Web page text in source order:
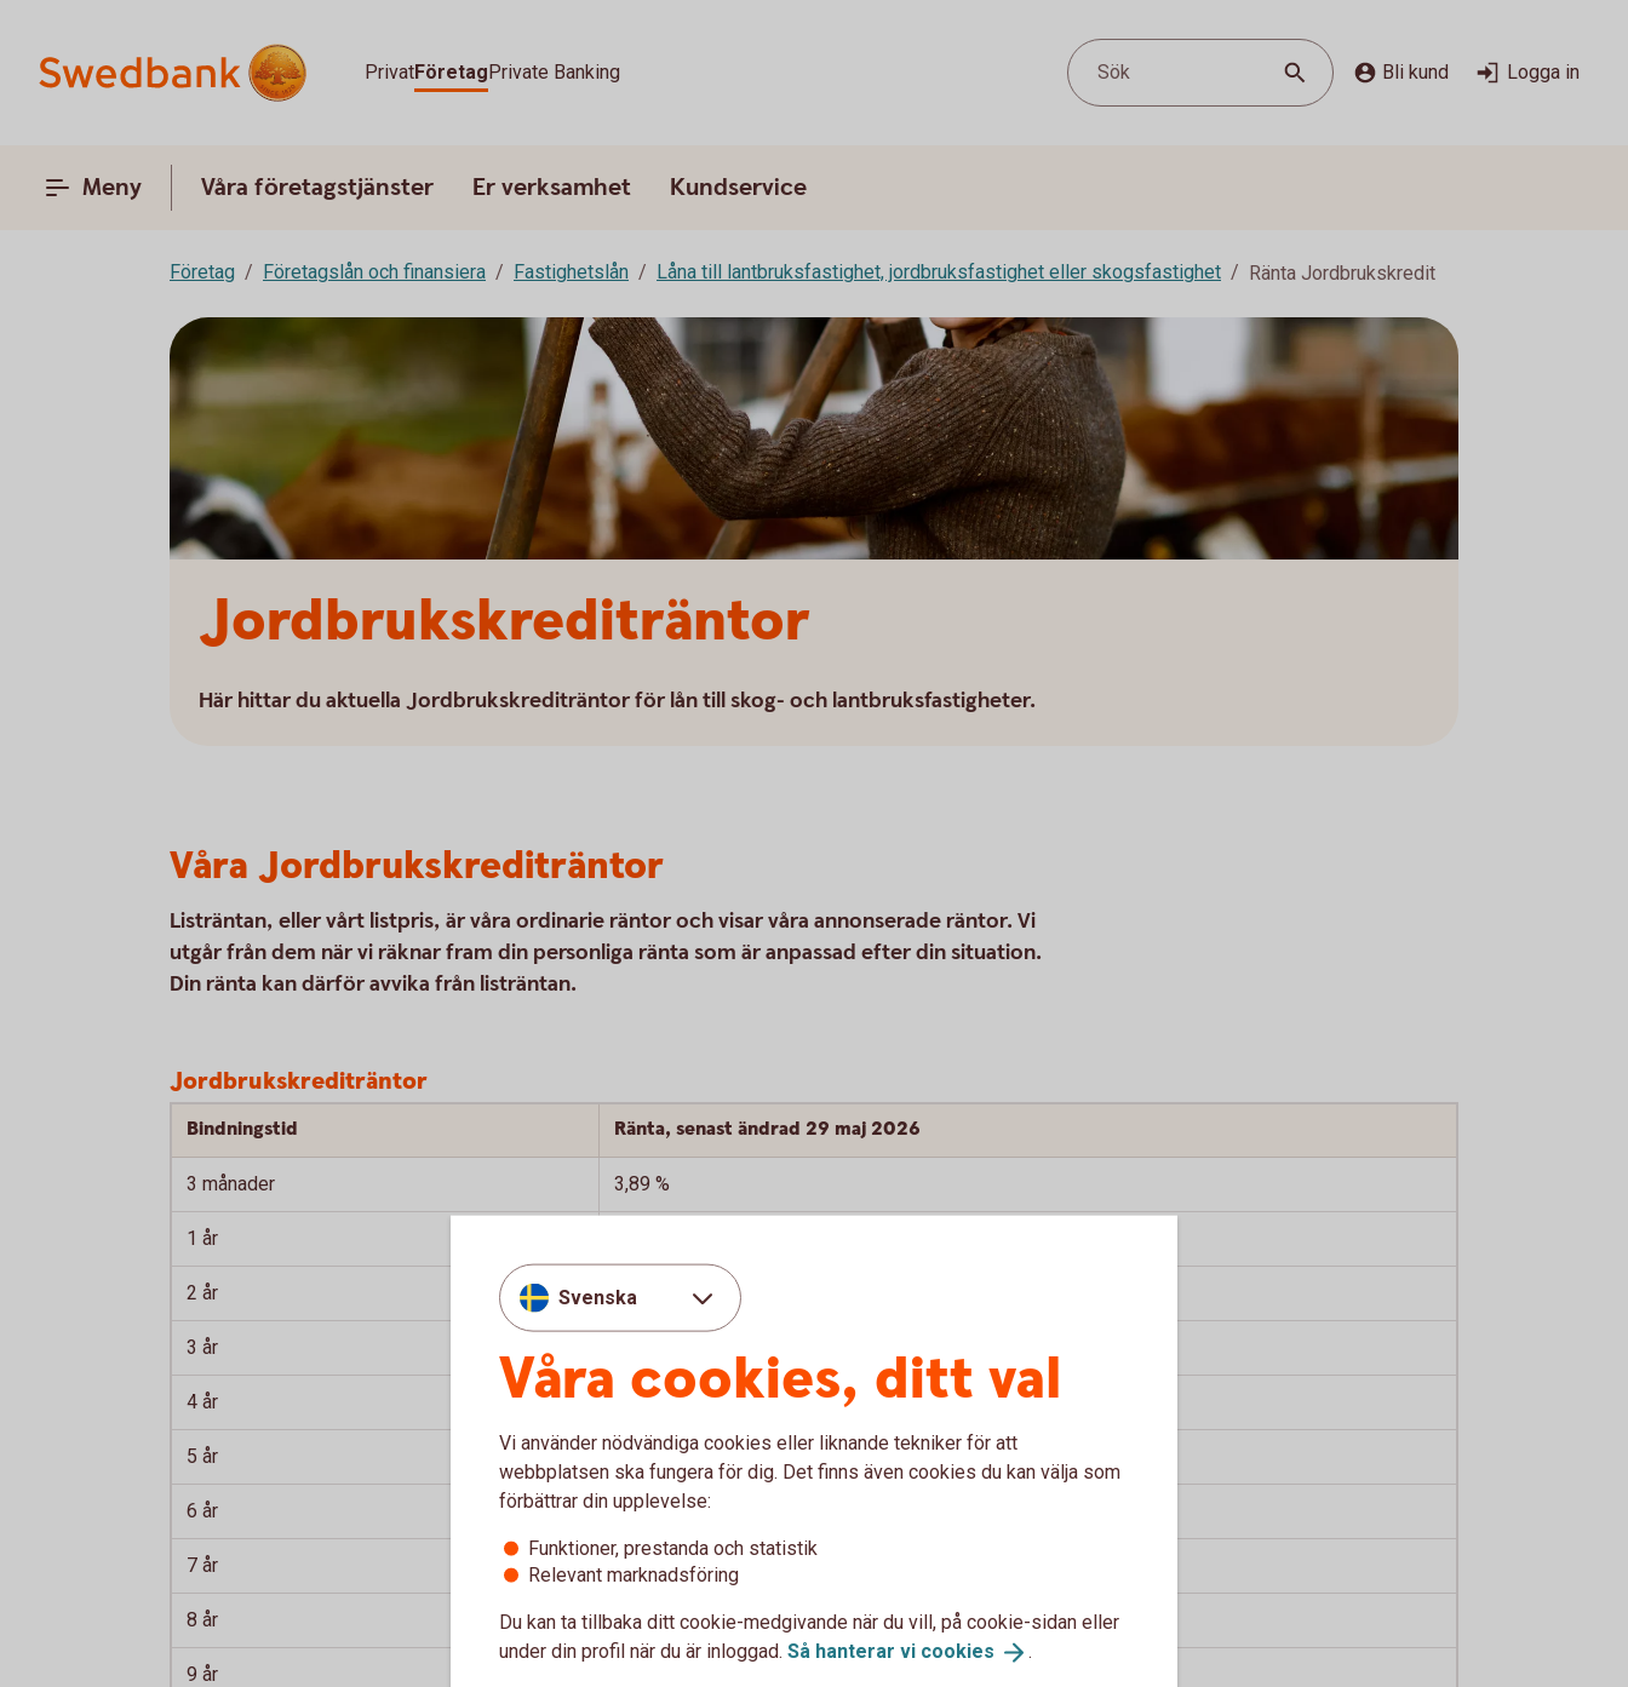
PrivatFöretagPrivate Banking Sök Bli kund Logga in
Meny Våra företagstjänster Er verksamhet Kundservice
Företag Företagslån och finansiera Fastighetslån Låna till lantbruksfastighet, jordbruksfastighet eller skogsfastighet Ränta Jordbrukskredit
Jordbrukskrediträntor
Här hittar du aktuella Jordbrukskrediträntor för lån till skog- och lantbruksfastigheter.
Våra Jordbrukskrediträntor
Listräntan, eller vårt listpris, är våra ordinarie räntor och visar våra annonserade räntor. Vi
utgår från dem när vi räknar fram din personliga ränta som är anpassad efter din situation.
Din ränta kan därför avvika från listräntan.
Jordbrukskrediträntor
Bindningstid Ränta, senast ändrad 29 maj 2026
3 månader 3,89 %
1 år
2 år 3,64 %
3 år
4 år 3,89 %
5 år 3,99 %
6 år 4,14 %
7 år 4,14 %
8 år 4,14 %
9 år
Svenska
Våra cookies, ditt val
Vi använder nödvändiga cookies eller liknande tekniker för att
webbplatsen ska fungera för dig. Det finns även cookies du kan välja som
förbättrar din upplevelse:
Funktioner, prestanda och statistik
Relevant marknadsföring
Du kan ta tillbaka ditt cookie-medgivande när du vill, på cookie-sidan eller
under din profil när du är inloggad. Så hanterar vi cookies .